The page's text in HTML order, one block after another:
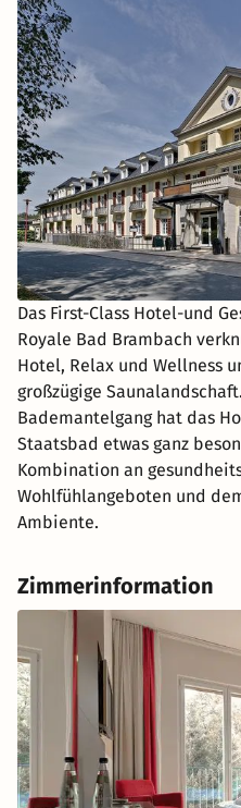
Das First-Class Hotel-und
Royale Bad Brambach
Hotel, Relax und Wellness
großzügige
Bademantelgang hat das
Staatsbad etwas ganz
Kombination an
Wohlfühlangeboten und
Ambiente.
Zimmerinformation